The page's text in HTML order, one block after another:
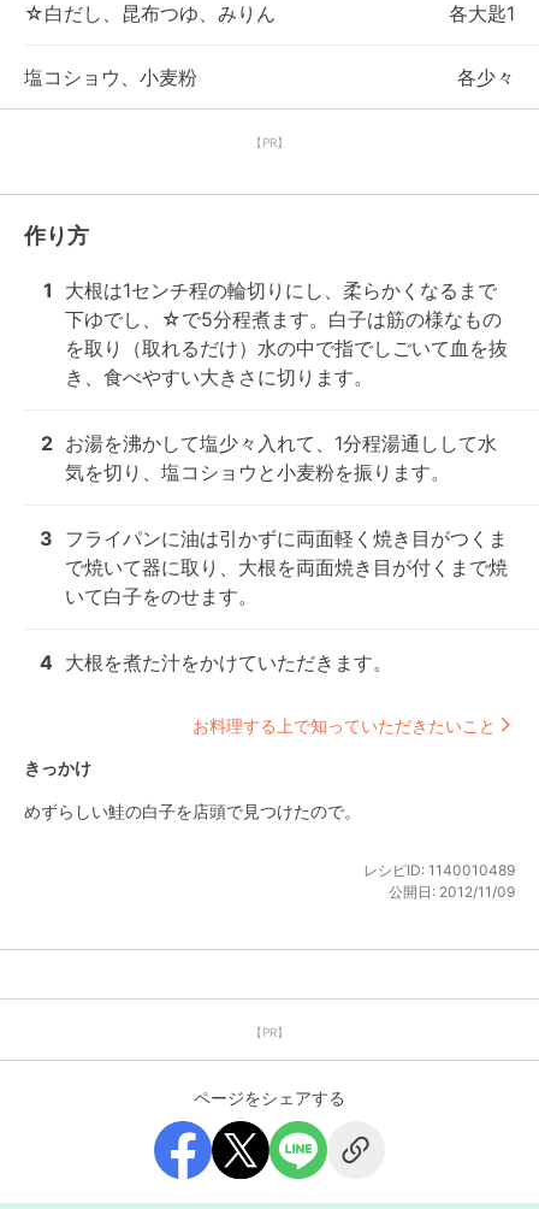
☆白だし、昆布つゆ、みりん 各大匙1
塩コショウ、小麦粉 各少々
【PR】
作り方
1
大根は1センチ程の輪切りにし、柔らかくなるまで
下ゆでし、☆で5分程煮ます。白子は筋の様なもの
を取り（取れるだけ）水の中で指でしごいて血を抜
き、食べやすい大きさに切ります。
2 お湯を沸かして塩少々入れて、1分程湯通しして水
気を切り、塩コショウと小麦粉を振ります。
3 フライパンに油は引かずに両面軽く焼き目がつくま
で焼いて器に取り、大根を両面焼き目が付くまで焼
いて白子をのせます。
4 大根を煮た汁をかけていただきます。
お料理する上で知っていただきたいこと
きっかけ
めずらしい鮭の白子を店頭で見つけたので。
レシピID: 1140010489
公開日: 2012/11/09
【PR】
ページをシェアする